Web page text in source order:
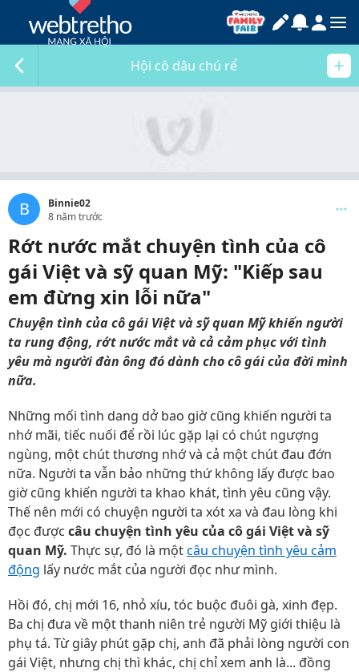
Hội cô dâu chú rể
B
Binnie02
8 năm trước
Rớt nước mắt chuyện tình của cô
gái Việt và sỹ quan Mỹ: "Kiếp sau
em đừng xin lỗi nữa"
Chuyện tình của cô gái Việt và sỹ quan Mỹ khiến người
ta rung động, rớt nước mắt và cả cảm phục với tình
yêu mà người đàn ông đó dành cho cô gái của đời mình
nữa.
Những mối tình dang dở bao giờ cũng khiến người ta
nhớ mãi, tiếc nuối để rồi lúc gặp lại có chút ngượng
ngùng, một chút thương nhớ và cả một chút đau đớn
nữa. Người ta vẫn bảo những thứ không lấy được bao
giờ cũng khiến người ta khao khát, tình yêu cũng vậy.
Thế nên mới có chuyện người ta xót xa và đau lòng khi
đọc được câu chuyện tình yêu của cô gái Việt và sỹ
quan Mỹ. Thực sự, đó là mộtcâu chuyện tình yêu cảm
động lấy nước mắt của người đọc như mình.
Hồi đó, chị mới 16, nhỏ xíu, tóc buộc đuôi gà, xinh đẹp.
Ba chị đưa về một thanh niên trẻ người Mỹ giới thiệu là
phụ tá. Từ giây phút gặp chị, anh đã phải lòng người con
gái Việt, nhưng chị thì khác, chị chỉ xem anh là... đồng